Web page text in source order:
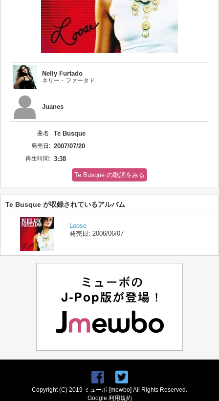
Nelly Furtado
ネリー・ファータド
Juanes
曲名: Te Busque
発売日: 2007/07/20
再生時間: 3:38
Te Busque の歌詞をみる
Te Busque が収録されているアルバム
Loose
発売日: 2006/06/07
Copyright (C) 2019 ミューボ [mewbo] All Rights Reserved.
Google 利用規約